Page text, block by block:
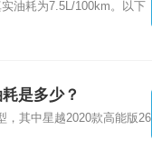
油耗为7.5L/100km。以下
是多少？
，其中星越2020款高能版26